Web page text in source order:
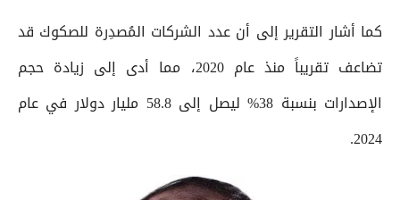
كما أشار التقرير إلى أن عدد الشركات المُصدِرة للصكوك قد
تضاعف تقريباً منذ عام 2020، مما أدى إلى زيادة حجم
الإصدارات بنسبة 38% ليصل إلى 58.8 مليار دولار في عام
2024.